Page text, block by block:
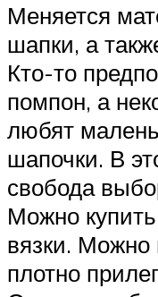
Меняется
шапки, а
Кто-то
помпон, а
любят
шапочки. В
свобода
Можно
вязки. Можно
плотно